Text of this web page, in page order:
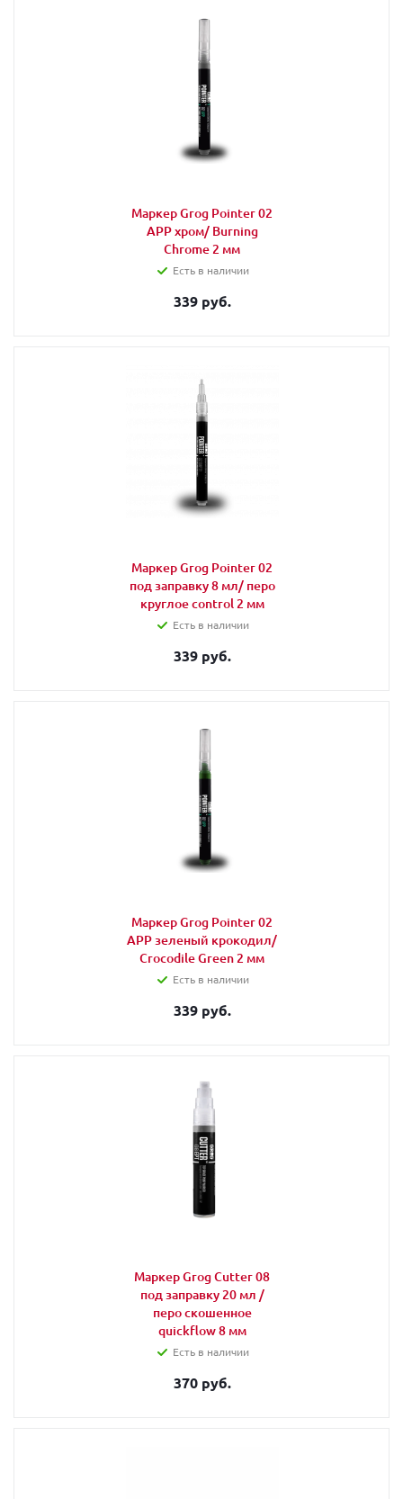
Маркер Grog Pointer 02
APP хром/ Burning
Chrome 2 мм
Есть в наличии
339 руб.
Маркер Grog Pointer 02
под заправку 8 мл/ перо
круглое control 2 мм
Есть в наличии
339 руб.
Маркер Grog Pointer 02
APP зеленый крокодил/
Crocodile Green 2 мм
Есть в наличии
339 руб.
Маркер Grog Cutter 08
под заправку 20 мл /
перо скошенное
quickflow 8 мм
Есть в наличии
370 руб.